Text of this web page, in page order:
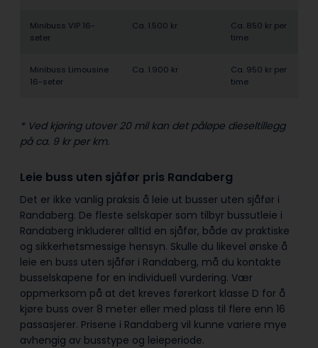
Minibuss VIP 16-
seter
Ca. 1.500 kr
Ca. 850 kr per
time
Minibuss Limousine
16-seter
Ca. 1.900 kr
Ca. 950 kr per
time
* Ved kjøring utover 20 mil kan det påløpe dieseltillegg
på ca. 9 kr per km.
Leie buss uten sjåfør pris Randaberg
Det er ikke vanlig praksis å leie ut busser uten sjåfør i
Randaberg. De fleste selskaper som tilbyr bussutleie i
Randaberg inkluderer alltid en sjåfør, både av praktiske
og sikkerhetsmessige hensyn. Skulle du likevel ønske å
leie en buss uten sjåfør i Randaberg, må du kontakte
busselskapene for en individuell vurdering. Vær
oppmerksom på at det kreves førerkort klasse D for å
kjøre buss over 8 meter eller med plass til flere enn 16
passasjerer. Prisene i Randaberg vil kunne variere mye
avhengig av busstype og leieperiode.